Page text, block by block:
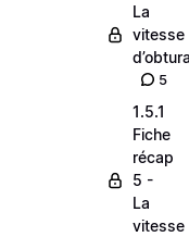
La
vitesse
5
1.5.1
Fiche
récap
5 -
La
vitesse